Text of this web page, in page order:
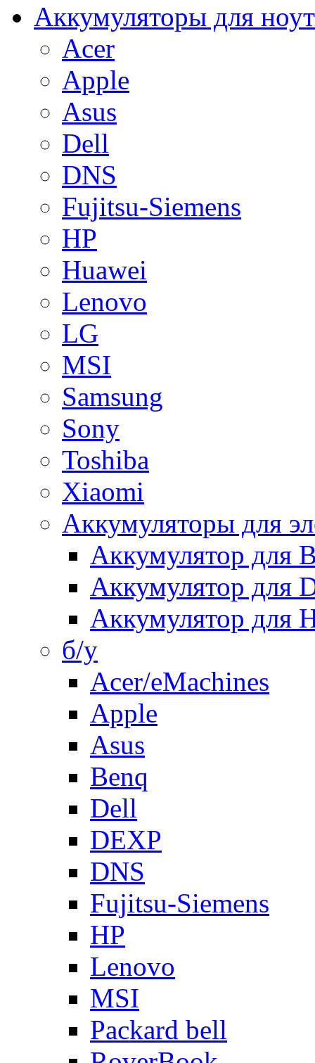
Аккумуляторы для
Acer
Apple
Asus
Dell
DNS
Fujitsu-Siemens
HP
Huawei
Lenovo
LG
MSI
Samsung
Sony
Toshiba
Xiaomi
Аккумуляторы для
Аккумулятор для
Аккумулятор для
Аккумулятор для
б/у
Acer/eMachines
Apple
Asus
Benq
Dell
DEXP
DNS
Fujitsu-Siemens
HP
Lenovo
MSI
Packard bell